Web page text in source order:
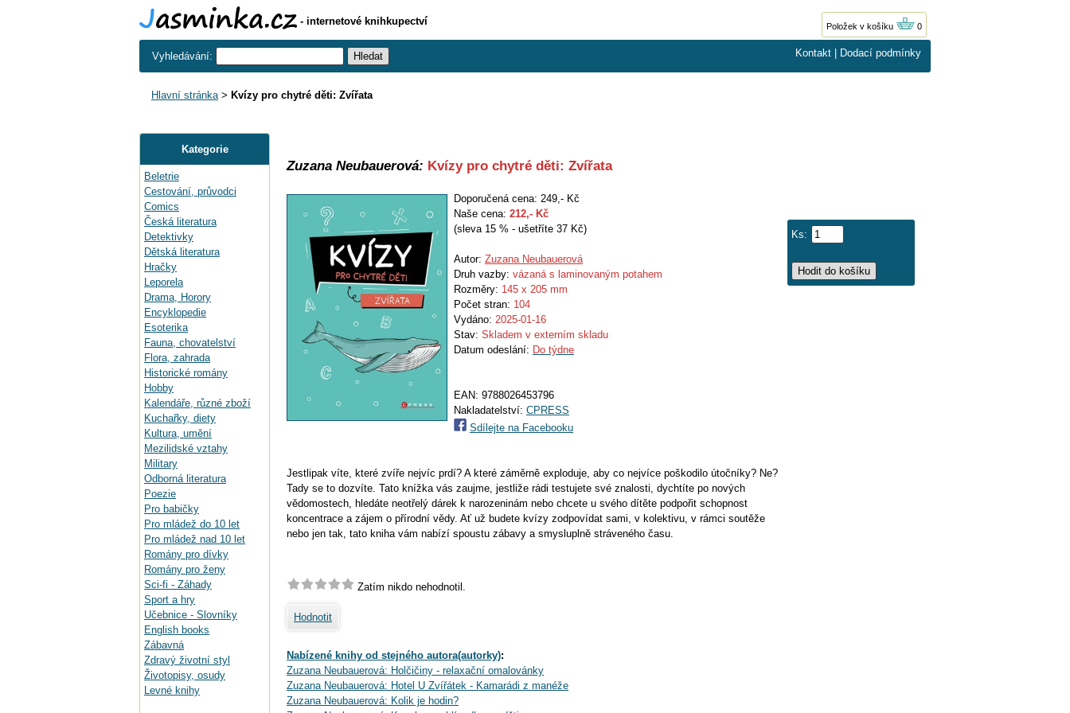
- internetové knihkupectví Položek v košíku 0
Vyhledávání: Kontakt Dodací podmínky
Hlavní stránka> Kvízy pro chytré děti: Zvířata
Kategorie
Beletrie
Cestování, průvodci
Comics
Česká literatura
Detektivky
Dětská literatura
Hračky
Leporela
Drama, Horory
Encyklopedie
Esoterika
Fauna, chovatelství
Flora, zahrada
Historické romány
Hobby
Kalendáře, různé zboží
Kuchařky, diety
Kultura, umění
Mezilidské vztahy
Military
Odborná literatura
Poezie
Pro babičky
Pro mládež do 10 let
Pro mládež nad 10 let
Romány pro dívky
Romány pro ženy
Sci-fi - Záhady
Sport a hry
Učebnice - Slovníky
English books
Zábavná
Zdravý životní styl
Životopisy, osudy
Levné knihy
Zuzana Neubauerová: Kvízy pro chytré děti: Zvířata
Doporučená cena: 249,- Kč
Naše cena: 212,- Kč
(sleva 15 % - ušetříte 37 Kč)
Autor: Zuzana Neubauerová
Druh vazby: vázaná s laminovaným potahem
Rozměry: 145 x 205 mm
Počet stran: 104
Vydáno: 2025-01-16
Stav: Skladem v externím skladu
Datum odeslání: Do týdne
EAN: 9788026453796
Nakladatelství: CPRESS
Sdílejte na Facebooku
Jestlipak víte, které zvíře nejvíc prdí? A které záměrně exploduje, aby co nejvíce poškodilo útočníky? Ne?
Tady se to dozvíte. Tato knížka vás zaujme, jestliže rádi testujete své znalosti, dychtíte po nových
vědomostech, hledáte neotřelý dárek k narozeninám nebo chcete u svého dítěte podpořit schopnost
koncentrace a zájem o přírodní vědy. Ať už budete kvízy zodpovídat sami, v kolektivu, v rámci soutěže
nebo jen tak, tato kniha vám nabízí spoustu zábavy a smysluplně stráveného času.
Zatím nikdo nehodnotil.
Hodnotit
Nabízené knihy od stejného autora(autorky):
Zuzana Neubauerová: Holčičiny - relaxační omalovánky
Zuzana Neubauerová: Hotel U Zvířátek - Kamarádi z manéže
Zuzana Neubauerová: Kolik je hodin?
Ks: